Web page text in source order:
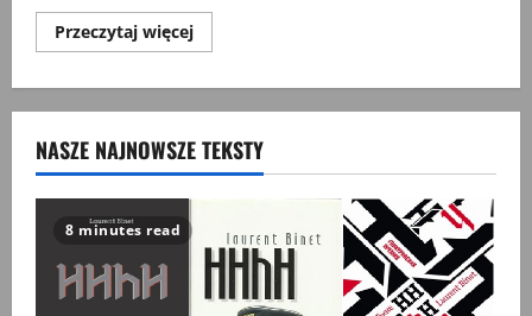
Przeczytaj więcejPrzeczytaj
więcej
Między
a
absurdem
NASZE NAJNOWSZE TEKSTY
8 minutes read